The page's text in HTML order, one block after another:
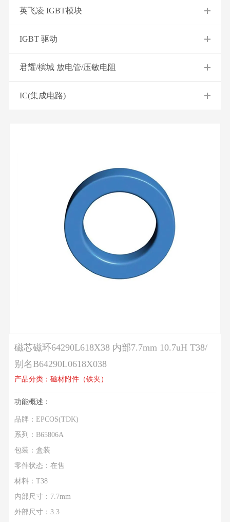
英飞凌 IGBT模块
IGBT 驱动
君耀/槟城 放电管/压敏电阻
IC(集成电路)
磁芯磁环64290L618X38 内部7.7mm 10.7uH T38/
别名B64290L0618X038
产品分类：磁材附件（铁夹）
功能概述：
品牌：EPCOS(TDK)
系列：B65806A
包装：盒装
零件状态：在售
材料：T38
内部尺寸：7.7mm
外部尺寸：3.3